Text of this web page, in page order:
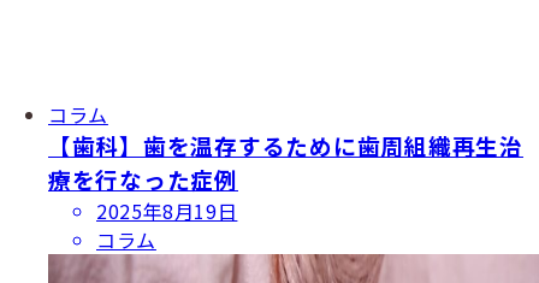
コラム
【歯科】歯を温存するために歯周組織再生治
療を行なった症例
投
稿
日
2025年8月19日
コラム